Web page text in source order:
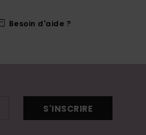
Besoin d'aide ?
S'INSCRIRE